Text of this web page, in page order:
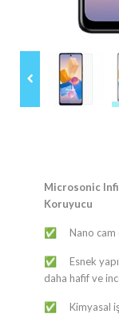
Microsonic
Koruyucu
✅ ​Nano cam
✅ ​Esnek
daha hafif ve
✅ ​Kimyasal